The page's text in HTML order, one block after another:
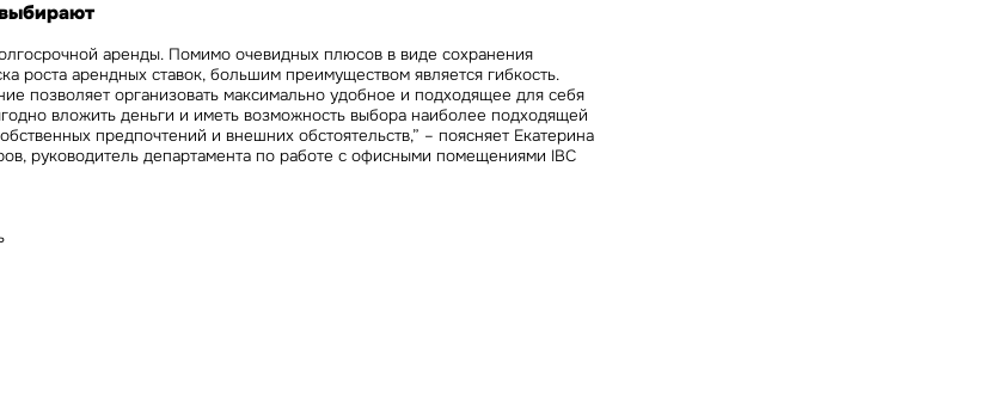
аренды. Помимо очевидных плюсов в виде сохранения
роста арендных ставок, большим преимуществом является гибкость.
позволяет организовать максимально удобное и подходящее для себя
вложить деньги и иметь возможность выбора наиболее подходящей
предпочтений и внешних обстоятельств,” – поясняет Екатерина
руководитель департамента по работе с офисными помещениями IBC